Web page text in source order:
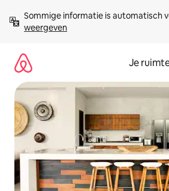
direct
naar
Sommige informatie is automatisch
weergeven
Je